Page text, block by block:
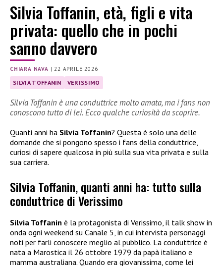
Silvia Toffanin, età, figli e vita
privata: quello che in pochi
sanno davvero
CHIARA NAVA |22 APRILE 2026
SILVIA TOFFANIN VERISSIMO
Silvia Toffanin è una conduttrice molto amata, ma i fans non
conoscono tutto di lei. Ecco qualche curiosità da scoprire.
Quanti anni ha Silvia Toffanin? Questa è solo una delle
domande che si pongono spesso i fans della conduttrice,
curiosi di sapere qualcosa in più sulla sua vita privata e sulla
sua carriera.
Silvia Toffanin, quanti anni ha: tutto sulla
conduttrice di Verissimo
Silvia Toffanin è la protagonista di Verissimo, il talk show in
onda ogni weekend su Canale 5, in cui intervista personaggi
noti per farli conoscere meglio al pubblico. La conduttrice è
nata a Marostica il 26 ottobre 1979 da papà italiano e
mamma australiana. Quando era giovanissima, come lei